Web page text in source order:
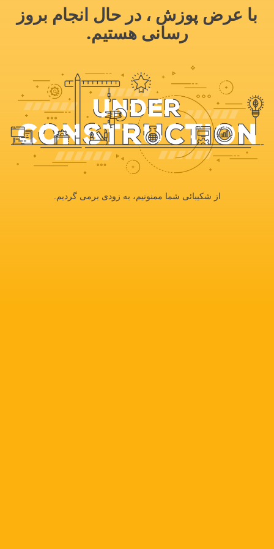
با عرض پوزش ، در حال انجام بروز
رسانی هستیم.
از شکیبائی شما ممنونیم، به زودی برمی گردیم.